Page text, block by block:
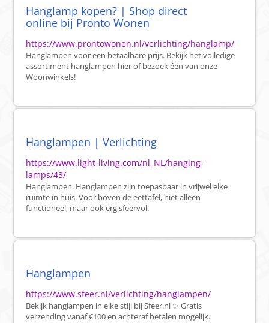
Hanglamp kopen? | Shop direct
online bij Pronto Wonen
https://www.prontowonen.nl/verlichting/hanglamp/
Hanglampen voor een betaalbare prijs. Bekijk het volledige
assortiment hanglampen hier of bezoek één van onze
Woonwinkels!
Hanglampen | Verlichting
https://www.light-living.com/nl_NL/hanging-
lamps/43/
Hanglampen. Hanglampen zijn toepasbaar in vrijwel elke
ruimte in huis. Voor boven de eettafel, niet alleen
functioneel, maar ook erg sfeervol.
Hanglampen
https://www.sfeer.nl/verlichting/hanglampen/
Bekijk hanglampen in elke stijl bij Sfeer.nl ✨ Gratis
verzending vanaf €100 en achteraf betalen mogelijk.